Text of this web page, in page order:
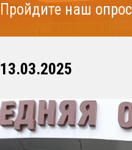
Пройдите наш
13.03.2025